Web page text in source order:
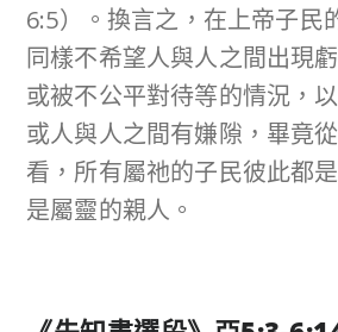
6:5）。換言之，在上帝子民
同樣不希望人與人之間出現
或被不公平對待等的情況，
或人與人之間有嫌隙，畢竟
看，所有屬祂的子民彼此都
是屬靈的親人。